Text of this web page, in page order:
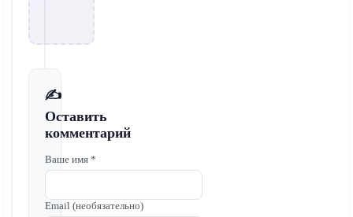
✍️
Оставить
комментарий
Ваше имя *
Email (необязательно)